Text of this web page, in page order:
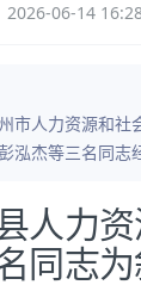
2026-06-14
市人力资源和社
泓杰等三名同志
人力
同志